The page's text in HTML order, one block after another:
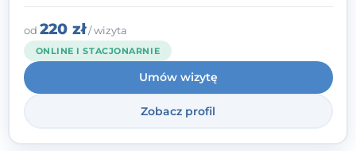
bezpieczeństwa, zrozumienia oraz wolności
w wyrażaniu swojego zdania. Kieruję się
etyką zawodową, wierząc, że każdy
człowiek powinien otrzymać wsparcie i
pomoc, by poradzić sobie ze swoimi
problemami.
od 220 zł/ wizyta
ONLINE I STACJONARNIE
Umów wizytę
Zobacz profil